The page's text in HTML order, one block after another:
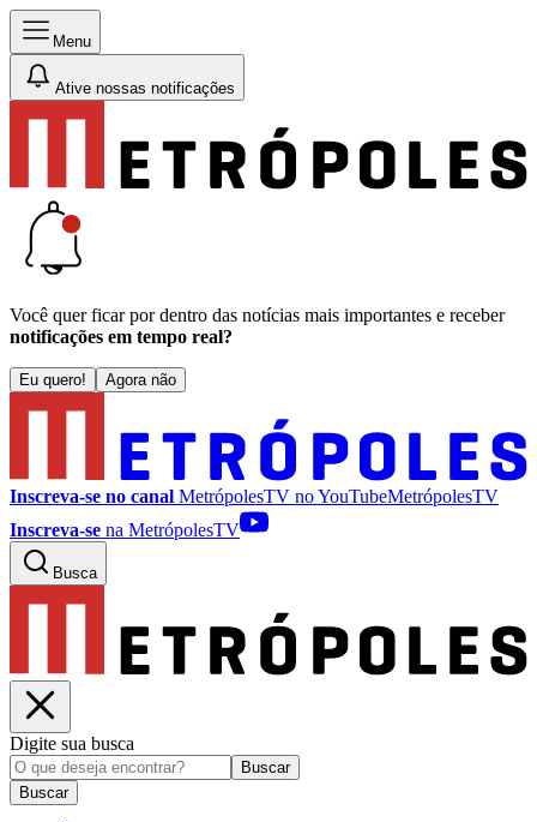
Menu
Ative nossas notificações
Você quer ficar por dentro das notícias mais importantes e receber
notificações em tempo real?
Eu quero! Agora não
Inscreva-se no canal MetrópolesTV noYouTubeMetrópolesTV
Inscreva-se na MetrópolesTV
Busca
Digite sua busca
Buscar
Buscar